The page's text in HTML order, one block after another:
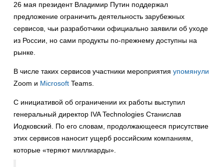
26 мая президент Владимир Путин поддержал
предложение ограничить деятельность зарубежных
сервисов, чьи разработчики официально заявили об уходе
из России, но сами продукты по-прежнему доступны на
рынке.
В числе таких сервисов участники мероприятия упомянули
Zoom и Microsoft Teams.
С инициативой об ограничении их работы выступил
генеральный директор IVA Technologies Станислав
Иодковский. По его словам, продолжающееся присутствие
этих сервисов наносит ущерб российским компаниям,
которые «теряют миллиарды».